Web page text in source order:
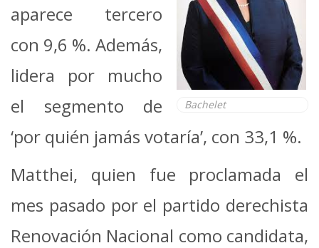
Bachelet
aparece tercero
con 9,6 %. Además,
lidera por mucho
el segmento de
‘por quién jamás votaría’, con 33,1 %.
Matthei, quien fue proclamada el
mes pasado por el partido derechista
Renovación Nacional como candidata,